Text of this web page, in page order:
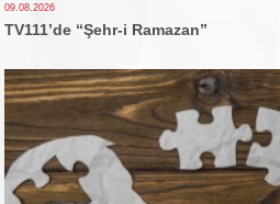
09.08.2026
TV111’de “Şehr-i Ramazan”